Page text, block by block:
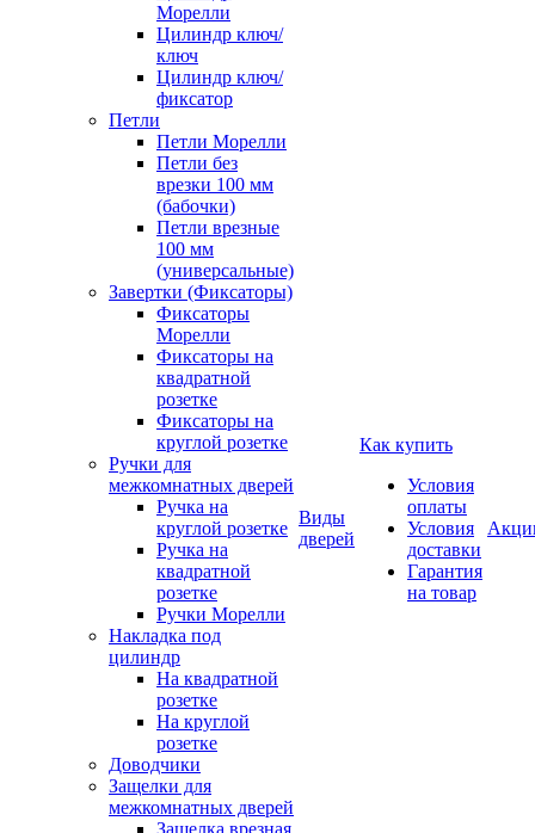
Морелли
Цилиндр ключ/
ключ
Цилиндр ключ/
фиксатор
Петли
Петли Морелли
Петли без
врезки 100 мм
(бабочки)
Петли врезные
100 мм
(универсальные)
Завертки (Фиксаторы)
Фиксаторы
Морелли
Фиксаторы на
квадратной
розетке
Фиксаторы на
круглой розетке
Ручки для
межкомнатных дверей
Ручка на
круглой розетке
Ручка на
квадратной
розетке
Ручки Морелли
Накладка под
цилиндр
На квадратной
розетке
На круглой
розетке
Доводчики
Защелки для
межкомнатных дверей
Защелка врезная
Виды
дверей
Как купить
Условия
оплаты
Условия
доставки
Гарантия
на товар